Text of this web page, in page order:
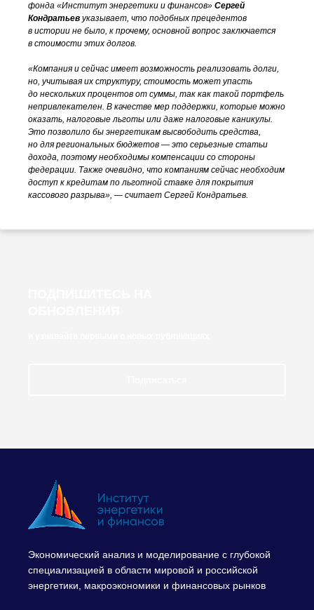
фонда «Институт энергетики и финансов» Сергей
Кондратьев указывает, что подобных прецедентов
в истории не было, к прочему, основной вопрос заключается
в стоимости этих долгов.
«Компания и сейчас имеет возможность реализовать долги,
но, учитывая их структуру, стоимость может упасть
до нескольких процентов от суммы, так как такой портфель
непривлекателен. В качестве мер поддержки, которые можно
оказать, налоговые льготы или даже налоговые каникулы.
Это позволило бы энергетикам высвободить средства,
но для региональных бюджетов — это серьезные статьи
дохода, поэтому необходимы компенсации со стороны
федерации. Также очевидно, что компаниям сейчас необходим
доступ к кредитам по льготной ставке для покрытия
кассового разрыва», — считает Сергей Кондратьев.
Экономический анализ и моделирование с глубокой
специализацией в области мировой и российской
энергетики, макроэкономики и финансовых рынков